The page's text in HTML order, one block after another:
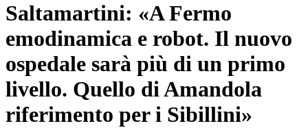
Saltamartini: «A Fermo
emodinamica e robot. Il nuovo
ospedale sarà più di un primo
livello. Quello di Amandola
riferimento per i Sibillini»